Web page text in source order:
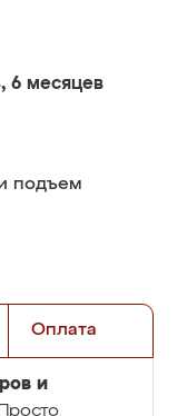
6 месяцев
подъем
Оплата
и